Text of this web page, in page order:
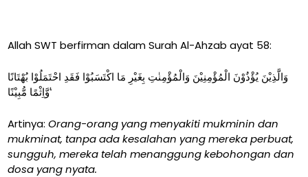
Allah SWT berfirman dalam Surah Al-Ahzab ayat 58:
وَالَّذِيْنَ يُؤْذُوْنَ الْمُؤْمِنِيْنَ وَالْمُؤْمِنٰتِ بِغَيْرِ مَا اكْتَسَبُوْا فَقَدِ احْتَمَلُوْا بُهْتَانًا
وَّاِثْمًا مُّبِيْنًا ࣖ
Artinya:Orang-orang yang menyakiti mukminin dan
mukminat, tanpa ada kesalahan yang mereka perbuat,
sungguh, mereka telah menanggung kebohongan dan
dosa yang nyata.